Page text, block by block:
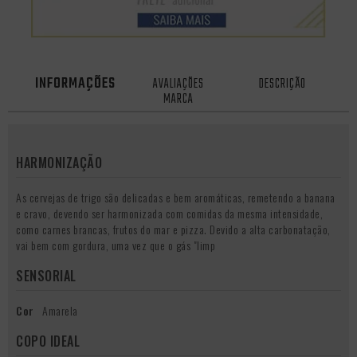
INFORMAÇÕES AVALIAÇÕES DESCRIÇÃO
MARCA
HARMONIZAÇÃO
As cervejas de trigo são delicadas e bem aromáticas, remetendo a banana
e cravo, devendo ser harmonizada com comidas da mesma intensidade,
como carnes brancas, frutos do mar e pizza. Devido a alta carbonatação,
vai bem com gordura, uma vez que o gás "limp
SENSORIAL
Cor Amarela
COPO IDEAL